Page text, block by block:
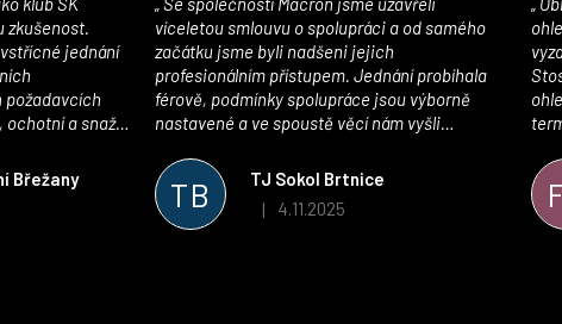
Břežany
je 5 z 5 hvězdiček.
zkušenost.
jednání
požadavcích
ochotní a snaží
TB
TJ Sokol Brtnice
Hodnocení obchodu je 5 z 5 hvězdiček.
| 4.11.2025
víceletou smlouvu o spolupráci a od samého
začátku jsme byli nadšeni jejich
profesionálním přístupem. Jednání probíhala
férově, podmínky spolupráce jsou výborně
nastavené a ve spoustě věcí nám vyšli
velmi kvalitní a příjemné na nošení. Velmi
oceňujeme také vytvoření klubového e-shopu,
který je perfektně zpracovaný a výrazně nám
ohledně